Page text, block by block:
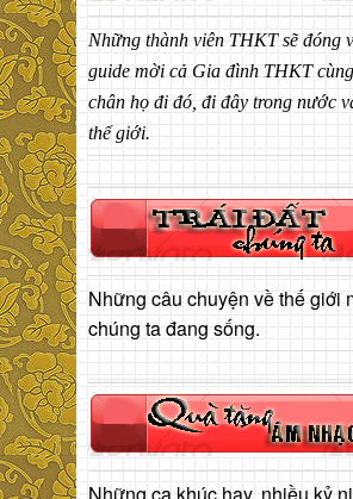
Những thành viên THKT sẽ đóng
guide mời cả Gia đình THKT
chân họ đi đó, đi đây trong nước
thế giới.
Những câu chuyện về thế giới
chúng ta đang sống.